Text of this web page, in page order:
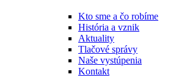
Kto sme a čo robíme
História a vznik
Aktuality
Tlačové správy
Naše vystúpenia
Kontakt